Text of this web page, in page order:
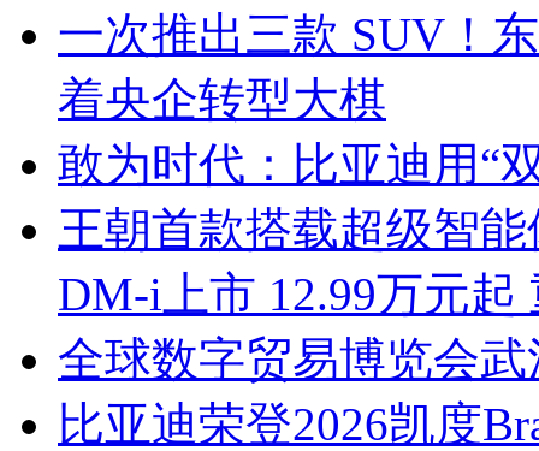
一次推出三款 SUV！
着央企转型大棋
敢为时代：比亚迪用“
王朝首款搭载超级智
DM-i上市 12.99万元
全球数字贸易博览会
比亚迪荣登2026凯度